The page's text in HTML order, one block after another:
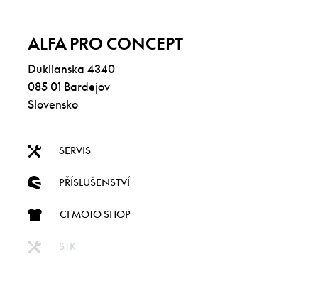
ALFA PRO CONCEPT
Duklianska 4340
085 01 Bardejov
Slovensko
SERVIS
PŘÍSLUŠENSTVÍ
CFMOTO SHOP
STK